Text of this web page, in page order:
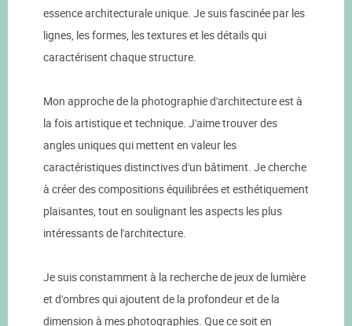
essence architecturale unique. Je suis fascinée par les
lignes, les formes, les textures et les détails qui
caractérisent chaque structure.
Mon approche de la photographie d'architecture est à
la fois artistique et technique. J'aime trouver des
angles uniques qui mettent en valeur les
caractéristiques distinctives d'un bâtiment. Je cherche
à créer des compositions équilibrées et esthétiquement
plaisantes, tout en soulignant les aspects les plus
intéressants de l'architecture.
Je suis constamment à la recherche de jeux de lumière
et d'ombres qui ajoutent de la profondeur et de la
dimension à mes photographies. Que ce soit en